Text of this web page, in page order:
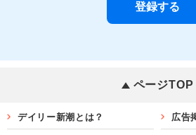
ページTOP
デイリー新潮とは？ 広告